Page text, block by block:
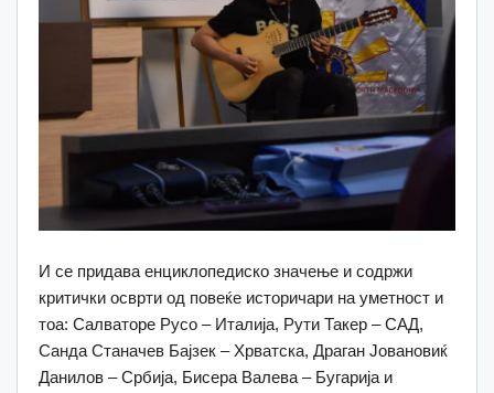
И се придава енциклопедиско значење и содржи
критички осврти од повеќе историчари на уметност и
тоа: Салваторе Русо – Италија, Рути Такер – САД,
Санда Станачев Бајзек – Хрватска, Драган Јовановиќ
Данилов – Србија, Бисера Валева – Бугарија и